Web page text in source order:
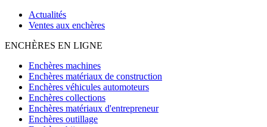
Actualités
Ventes aux enchères
ENCHÈRES EN LIGNE
Enchères machines
Enchères matériaux de construction
Enchères véhicules automoteurs
Enchères collections
Enchères matériaux d'entrepreneur
Enchères outillage